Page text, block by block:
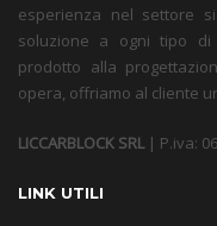
esperienza nel settore
soluzione a ogni tipo di
prodotto alla
opera, offriamo al cliente
LICCARBLOCK SRL | P.iva:
LINK UTILI